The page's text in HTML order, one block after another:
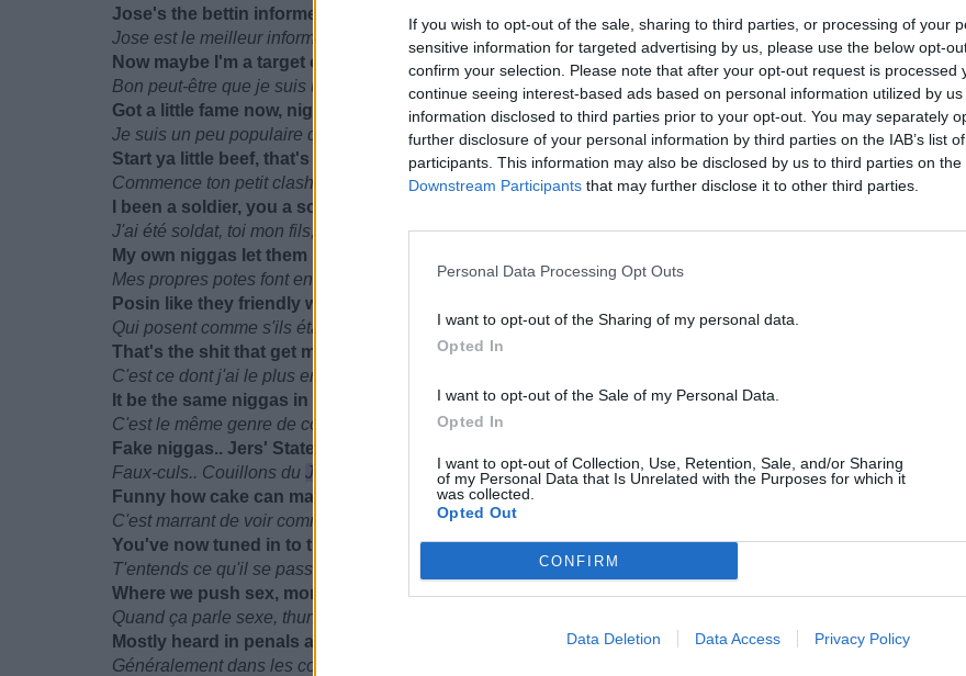
If you wish to opt-out of the sale, sharing to third parties, or processing of your
sensitive information for targeted advertising by us, please use the below opt-
confirm your selection. Please note that after your opt-out request is processed
continue seeing interest-based ads based on personal information utilized by
information disclosed to third parties prior to your opt-out. You may separately
further disclosure of your personal information by third parties on the IAB’s list
participants. This information may also be disclosed by us to third parties on the
Downstream Participants that may further disclose it to other third parties.
Personal Data Processing Opt Outs
I want to opt-out of the Sharing of my personal data.
Opted In
I want to opt-out of the Sale of my Personal Data.
Opted In
I want to opt-out of Collection, Use, Retention, Sale, and/or Sharing
of my Personal Data that Is Unrelated with the Purposes for which it
was collected.
Opted Out
CONFIRM
Data Deletion Data Access Privacy Policy
Jose's the bettin informer, flesh-n-blood like the president
Jose est le meilleur informateur, d'un seul homme comme le président
Now maybe I'm a target on the pedastal
Bon peut-être que je suis une cible sur un piédestal
Got a little fame now, niggas wanna harm me for my revenues
Je suis un peu populaire désormais, ces connards veulent me buter pour ce que je gagne
Start ya little beef, that's the shit I love to eat
Commence ton petit clash, c'est ce que j'aime manger
I been a soldier, you a son, be a humble seed
J'ai été soldat, toi mon fils, sois mon humble descendant
My own niggas let them hoes make 'em envy
Mes propres potes font envie à ces pétasses
Posin like they friendly when I'm knowin they resent me
Qui posent comme s'ils étaient amis quand je sais qu'ils m'envoient à nouveau
That's the shit that get me aggrevated
C'est ce dont j'ai le plus en horreur
It be the same niggas in ya face talkin bout "I'm glad ya made it"
C'est le même genre de connard qui vient te voir et te dire "Je suis content que t'aies réussi"
Fake niggas.. Jers' State niggas..
Faux-culs.. Couillons du Jers'
Funny how cake can make ya learn to hate niggas
C'est marrant de voir comment la thune apprend ces connards à haïr
You've now tuned in to the sounds of Jose
T'entends ce qu'il se passe avec Jose
Where we push sex, money, drugs, and violence all day
Quand ça parle sexe, thune, drogue, et violence chaque jour
Mostly heard in penals and project hallways
Généralement dans les couloirs des tribunaux et des ghettos